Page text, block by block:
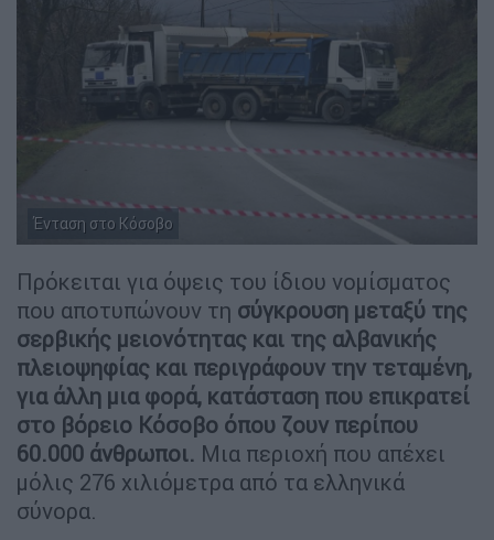
Ένταση στο Κόσοβο
Πρόκειται για όψεις του ίδιου νομίσματος
που αποτυπώνουν τη σύγκρουση μεταξύ της
σερβικής μειονότητας και της αλβανικής
πλειοψηφίας και περιγράφουν την τεταμένη,
για άλλη μια φορά, κατάσταση που επικρατεί
στο βόρειο Κόσoβο όπου ζουν περίπου
60.000 άνθρωποι. Μια περιοχή που απέχει
μόλις 276 χιλιόμετρα από τα ελληνικά
σύνορα.